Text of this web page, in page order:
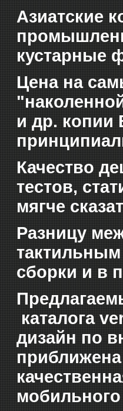
Азиатские
кустарные
Цена на
и др. копии
Качество
тестов,
мягче
Разницу
сборки и в
каталога
дизайн по
приближена